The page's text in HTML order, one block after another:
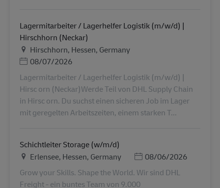
Lagermitarbeiter / Lagerhelfer Logistik (m/w/d) |
Hirschhorn (Neckar)
Ubicación
Hirschhorn, Hessen, Germany
Posted Date
08/07/2026
Lagermitarbeiter / Lagerhelfer Logistik (m/w/d) |
Hirsc orn (Neckar)Werde Teil von DHL Supply Chain
in Hirsc orn. Du suchst einen sicheren Job im Lager
mit geregelten Arbeitszeiten, einem starken T...
Schichtleiter Storage (w/m/d)
Ubicación
Erlensee, Hessen, Germany Posted Date
08/06/2026
Grow your Skills. Shape the World. Wir sind DHL
Freight - ein buntes Team von 9.000